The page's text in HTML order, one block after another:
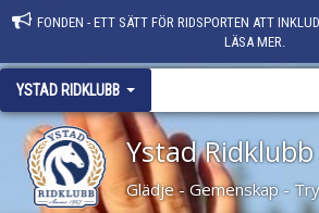
FONDEN - ETT SÄTT FÖR RIDSPORTEN ATT
LÄSA MER.
YSTAD RIDKLUBB
Ystad Ridklubb
Glädje - Gemenskap -